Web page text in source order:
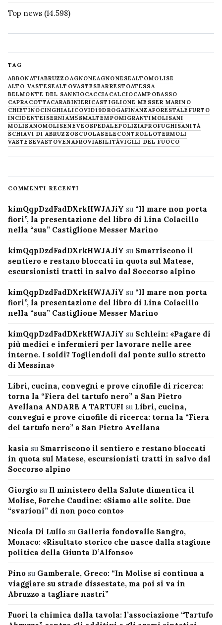
Top news (14.598)
TAG
ABBONATIABRUZZOAGNONEAGNONESEALTOMOLISE
ALTO VASTESEALTOVASTESEARRESTOATESSA
BELMONTE DEL SANNIOCACCIACALCIOCAMPOBASSO
CAPRACOTTACARABINIERICASTIGLIONE MESSER MARINO
CHIETINOCINGHIALICOVID19DROGAFINANZAFORESTALE FURTO
INCIDENTEISERNIAM5SMALTEMPOMIGRANTIMOLISANI
MOLISANOMOLISENEVE OSPEDALEPOLIZIAPROFUGHISANITÀ
SCHIAVI DI ABRUZZOSCUOLASELECONTROLLOTERMOLI
VASTESEVASTOVENAFROVIABILITÀVIGILI DEL FUOCO
COMMENTI RECENTI
kimQqpDzdFadDXrkHWJAJiY su “Il mare non porta
fiori”, la presentazione del libro di Lina Colacillo
nella “sua” Castiglione Messer Marino
kimQqpDzdFadDXrkHWJAJiY su Smarriscono il
sentiero e restano bloccati in quota sul Matese,
escursionisti tratti in salvo dal Soccorso alpino
kimQqpDzdFadDXrkHWJAJiY su “Il mare non porta
fiori”, la presentazione del libro di Lina Colacillo
nella “sua” Castiglione Messer Marino
kimQqpDzdFadDXrkHWJAJiY su Schlein: «Pagare di
più medici e infermieri per lavorare nelle aree
interne. I soldi? Togliendoli dal ponte sullo stretto
di Messina»
Libri, cucina, convegni e prove cinofile di ricerca:
torna la “Fiera del tartufo nero” a San Pietro
Avellana ANDARE A TARTUFI su Libri, cucina,
convegni e prove cinofile di ricerca: torna la “Fiera
del tartufo nero” a San Pietro Avellana
kasia su Smarriscono il sentiero e restano bloccati
in quota sul Matese, escursionisti tratti in salvo dal
Soccorso alpino
Giorgio su Il ministero della Salute dimentica il
Molise, Forche Caudine: «Siamo alle solite. Due
“svarioni” di non poco conto»
Nicola Di Lullo su Galleria fondovalle Sangro,
Monaco: «Risultato storico che nasce dalla stagione
politica della Giunta D’Alfonso»
Pino su Gamberale, Greco: “In Molise si continua a
viaggiare su strade dissestate, ma poi si va in
Abruzzo a tagliare nastri”
Fuori la chimica dalla tavola: l’associazione “Tartufo